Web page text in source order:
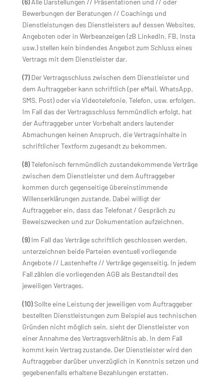
Bewerbungen der Beratungen // Coachings und
Dienstleistungen des Dienstleisters auf dessen Websites,
Angeboten oder in Werbeanzeigen (zB LinkedIn, FB, Insta
usw.) stellen kein bindendes Angebot zum Schluss eines
Vertrags mit dem Dienstleister dar.
(7)Der Vertragsschluss zwischen dem Dienstleister und
dem Auftraggeber kann schriftlich (per eMail, WhatsApp,
SMS, Post) oder via Videotelefonie, Telefon, usw. erfolgen.
Im Fall das der Vertragsschluss fernmündlich erfolgt, hat
der Auftraggeber unter Vorbehalt anders lautender
Abmachungen keinen Anspruch, die Vertragsinhalte in
schriftlicher Textform zugesandt zu bekommen.
(8)Telefonisch fernmündlich zustandekommende Verträge
zwischen dem Dienstleister und dem Auftraggeber
kommen durch gegenseitige übereinstimmende
Willenserklärungen zustande. Dabei willigt der
Auftraggeber ein, dass das Telefonat / Gespräch zu
Beweiszwecken und zur Dokumentation aufzeichnen.
(9)Im Fall das Verträge schriftlich geschlossen werden,
unterzeichnen beide Parteien eventuell vorliegende
Angebote // Lastenhefte // Verträge gegenseitig. In jedem
Fall zählen die vorliegenden AGB als Bestandteil des
jeweiligen Vertrages.
(10)Sollte eine Leistung der jeweiligen vom Auftraggeber
bestellten Dienstleistungen zum Beispiel aus technischen
Gründen nicht möglich sein, sieht der Dienstleister von
einer Annahme des Vertragsverhältnis ab. In dem Fall
kommt kein Vertrag zustande. Der Dienstleister wird den
Auftraggeber darüber unverzüglich in Kenntnis setzen und
gegebenenfalls erhaltene Bezahlungen erstatten.